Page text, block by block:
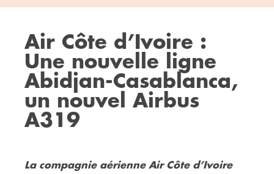
Air Côte d’Ivoire :
Une nouvelle ligne
Abidjan-Casablanca,
un nouvel Airbus
A319
La compagnie aérienne Air Côte d’Ivoire